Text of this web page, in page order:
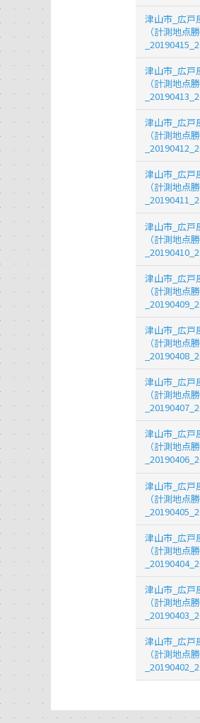
津山市_広戸
（計測地点
津山市_広戸
（計測地点
津山市_広戸
（計測地点
津山市_広戸
（計測地点
津山市_広戸
（計測地点
津山市_広戸
（計測地点
津山市_広戸
（計測地点
津山市_広戸
（計測地点
津山市_広戸
（計測地点
津山市_広戸
（計測地点
津山市_広戸
（計測地点
津山市_広戸
（計測地点
津山市_広戸
（計測地点